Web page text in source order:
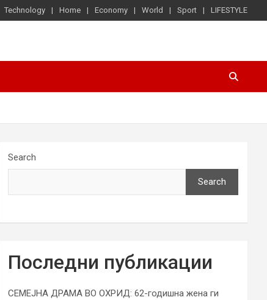
Technology Home Economy World Sport LIFESTYLE
Search
Search
Последни публикации
СЕМЕЈНА ДРАМА ВО ОХРИД: 62-годишна жена ги